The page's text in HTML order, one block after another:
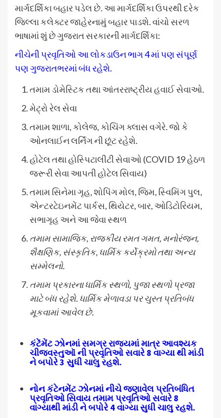
માર્ગદર્શિકા બહાર પડેલ છે. આ માર્ગદર્શિકા ઉપરથી દરેક
જિલ્લા કલેક્ટર જાહેરનામું બહાર પાડશે. વાંચો સરળ
ભાષામાં શું છે ગુજરાત સરકારની માર્ગદર્શિકા:
નીચેની પ્રવૃતિઓ આ લોકડાઉન ભાગ 4 માં પણ સંપૂર્ણ
પણ ગુજરાતભરમાં બંધ રહેશે.
તમામ ડોમેસ્ટિક તથા આંતરરાષ્ટ્રીય હવાઈ સેવાઓ.
મેટ્રો રેલ સેવા
તમામ શાળા, કોલેજ, કોચિંગ ક્લાસ વગેરે. જો કે
ઓનલાઈન લર્નિંગ ની છૂંટ રહેશે.
હોટેલ તથા હોસ્પિટાલીટી સેવાઓ (COVID 19 હેઠળ
જરૂરી સેવા આપતી હોટેલ સિવાય)
તમામ સિનેમા ગૃહ, શોપિંગ મોલ, જિમ, સ્વિમિંગ પુલ,
એન્ટરટેઇનમેંટ પાર્કસ, થિયેટર, બાર, ઓડિટોરિયમ,
સભાગૃહ અને આ જેવા સ્થળ
તમામ સામાજિક, રાજકીય રમત ગમત, મનોરંજન,
શૈક્ષણિક, સંસ્કૃતિક, ધાર્મિક કર્યેક્રમો તથા અન્ય
સમ્મેલનો.
તમામ પ્રકારના ધાર્મિક સ્થળો, પુજા સ્થળો પ્રજા
માટે બંધ રહેશે. ધાર્મિક મેળાવડા પર ચુસ્ત પ્રતિબંધ
મૂકવામાં આવેલ છે.
કંટેંમેંટ ઝોનમાં સમગ્ર રાજયમાં માત્ર આવશ્યક
ચીજવસ્તુઑ ની પ્રવૃતિઓ સવારે 8 વાગ્યા થી માંડી
ને બપોરે 3 સુધી ચાલુ રહશે.
નોન કંટેનમેંટ ઝોનમાં નીચે જણાવેલ પ્રતિબંધિત
પ્રવૃતિઓ સિવાય તમામ પ્રવૃતિઓ સવારે 8
વાગ્યાથી માંડી ને બપોરે 4 વાગ્યા સુધી ચાલુ રહશે.